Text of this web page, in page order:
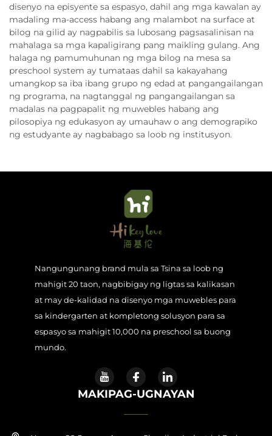
disenyo na episyente sa espasyo, dahil ang mga kawalan ay
madaling ma-access habang ang malambot na surface at
bilog na gilid ay nagpabilis sa lubosang pagsasalinisan na
mahalaga sa mga kapaligirang pang maikling gulang. Ang
halaga ng pamumuhunan ng mga bilog na mesa sa
preschool system ay tumataas dahil sa kakayahang
umangkop sa iba ibang grupo ng edad at pangangailangan
ng programa, na nagtanggal ng pangangailangan sa
madalas na pagpapalit ng muwebles habang ang
pilosopiya ng edukasyon ay umauhaw o ang demograpiko
ng estudyante ay nagbabago sa loob ng institusyon.
Nangungunang brand mula sa Tsina sa loob ng
mahigit 20 taon, nagbibigay ng ligtas sa kalikasan
at may de-kalidad na disenyo mga muwebles para
sa kindergarten at kompletong solusyon para sa
espasyo sa mahigit 10,000 na preschool sa buong
mundo.
MAKIPAG-UGNAYAN